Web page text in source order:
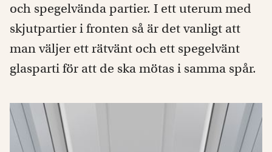
och spegelvända partier. I ett uterum med
skjutpartier i fronten så är det vanligt att
man väljer ett rätvänt och ett spegelvänt
glasparti för att de ska mötas i samma spår.